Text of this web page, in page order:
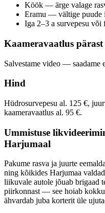
Köök — ärge valage
Eramu — vältige puude
Iga 2–3 a survepesu või
Kaameravaatlus pärast
Salvestame video — saadame
Hind
Hüdrosurvepesu al. 125 €,
kaameravaatlus al. 95 €.
Ummistuse
Harjumaal
Pakume rasva ja juurte
ning kõikides Harjumaa
liikuvale autole jõuab brigaad
piirkonnast — see hoiab
ähvardab juba korterit üle